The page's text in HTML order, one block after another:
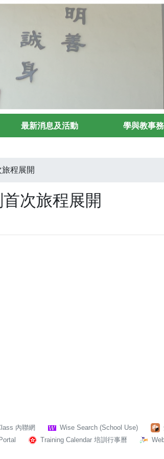
最新消息及活動 學與教事務
程展開
次旅程展開
內聯網 Wise Search (School Use)
Training Calendar 培訓行事曆